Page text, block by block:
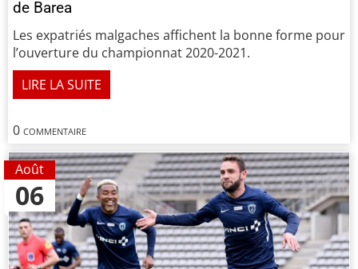
de Barea
0 commentaire
Les expatriés malgaches affichent la bonne forme pour
l’ouverture du championnat 2020-2021.
LIRE LA SUITE
06
Août